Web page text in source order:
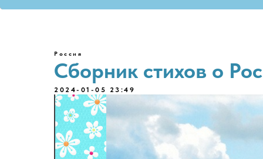
Россия
Сборник стихов о
2024-01-05 23:49